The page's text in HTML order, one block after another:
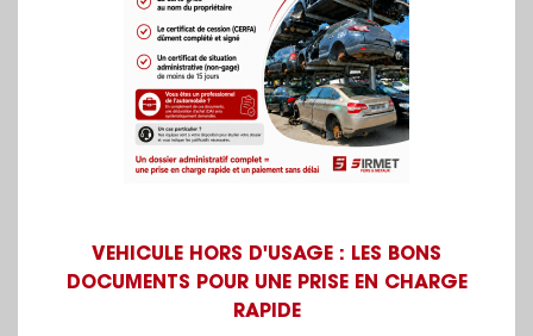
VEHICULE HORS D'USAGE : LES BONS
DOCUMENTS POUR UNE PRISE EN CHARGE
RAPIDE